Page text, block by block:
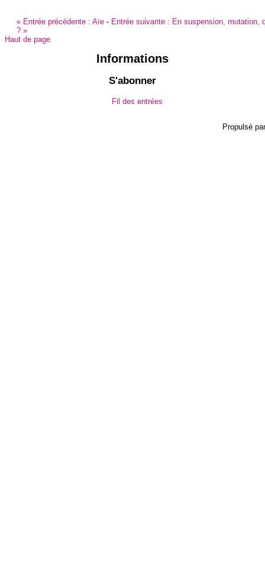
« Entrée précédente : Aïe - Entrée suivante : En suspension, mutation,
? »
Haut de page
Informations
S'abonner
Fil des entrées
Propulsé